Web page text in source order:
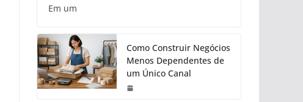
Em um
Como Construir Negócios
Menos Dependentes de
um Único Canal